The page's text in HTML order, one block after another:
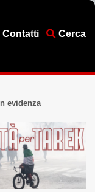
Contatti Cerca
In evidenza